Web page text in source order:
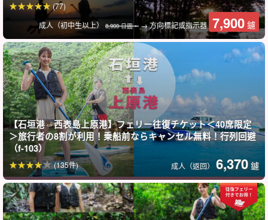
最後一個未開發的島嶼」。
初學者將獲得導遊的全力支援！
成人（初中生以上） 8,900 日圓。 → 方向標記或指示器 7,900 鑢
(77)
【石垣港⇔西表島上原港】フェリー往復チケット＜40席限定
＞旅行者の8割が利用！乗船前ならキャンセル無料！行列回避
（f-103）
成人（返回） 6,370 鑢
(135件)